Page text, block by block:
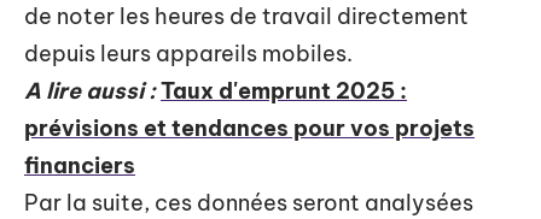
de noter les heures de travail directement
depuis leurs appareils mobiles.
A lire aussi :Taux d'emprunt 2025 :
prévisions et tendances pour vos projets
financiers
Par la suite, ces données seront analysées